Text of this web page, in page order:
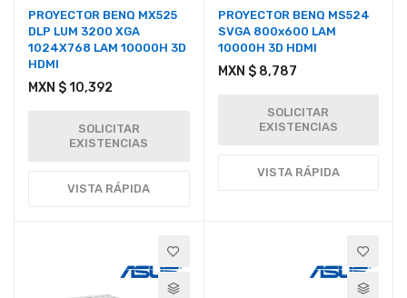
PROYECTOR BENQ MX525
DLP LUM 3200 XGA
1024X768 LAM 10000H 3D
HDMI
MXN $ 10,392
SOLICITAR
EXISTENCIAS
VISTA RÁPIDA
PROYECTOR BENQ MS524
SVGA 800x600 LAM
10000H 3D HDMI
MXN $ 8,787
SOLICITAR
EXISTENCIAS
VISTA RÁPIDA